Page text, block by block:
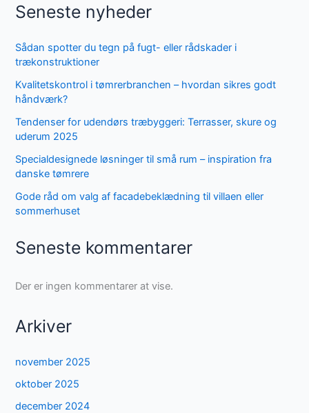
Seneste nyheder
Sådan spotter du tegn på fugt- eller rådskader i
trækonstruktioner
Kvalitetskontrol i tømrerbranchen – hvordan sikres godt
håndværk?
Tendenser for udendørs træbyggeri: Terrasser, skure og
uderum 2025
Specialdesignede løsninger til små rum – inspiration fra
danske tømrere
Gode råd om valg af facadebeklædning til villaen eller
sommerhuset
Seneste kommentarer
Der er ingen kommentarer at vise.
Arkiver
november 2025
oktober 2025
december 2024